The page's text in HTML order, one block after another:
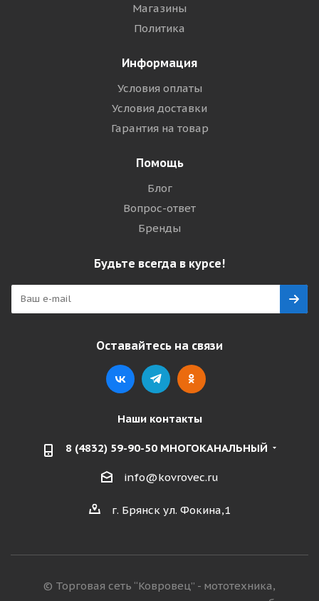
Магазины
Политика
Информация
Условия оплаты
Условия доставки
Гарантия на товар
Помощь
Блог
Вопрос-ответ
Бренды
Будьте всегда в курсе!
Оставайтесь на связи
Наши контакты
8 (4832) 59-90-50 МНОГОКАНАЛЬНЫЙ
info@kovrovec.ru
г. Брянск ул. Фокина,1
© Торговая сеть “Ковровец” - мототехника,